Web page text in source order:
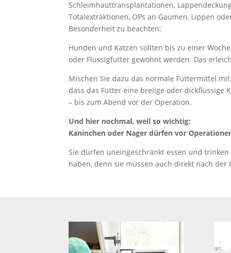
Schleimhauttransplantationen,
Totalextraktionen, OPs an Gaumen, Lippen
Besonderheit zu beachten:
Hunden und Katzen sollten bis zu einer
oder Flüssigfutter gewöhnt werden. Das
Mischen Sie dazu das normale Futtermittel
dass das Futter eine breiige oder dickflüssige
– bis zum Abend vor der Operation.
Und hier nochmal, weil so wichtig:
Kaninchen oder Nager dürfen vor
Sie dürfen uneingeschränkt essen und
haben, denn sie müssen auch direkt nach